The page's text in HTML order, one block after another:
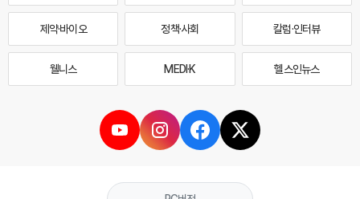
제약·바이오 정책·사회 칼럼·인터뷰
웰니스 MEDI·K 헬스인뉴스